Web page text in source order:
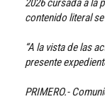
2026 cursada a la
contenido literal
“A la vista de las
presente
PRIMERO.-